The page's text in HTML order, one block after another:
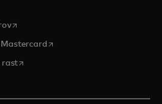
in a new tab
opens in a new tab
opens in a new tab
rastopens in a new tab